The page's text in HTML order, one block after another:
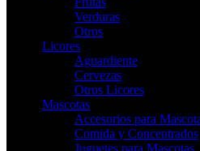
Verduras
Otros
Licores
Aguardiente
Cervezas
Otros Licores
Mascotas
Accesorios para
Comida y Concentrados
Juguetes para Mascotas